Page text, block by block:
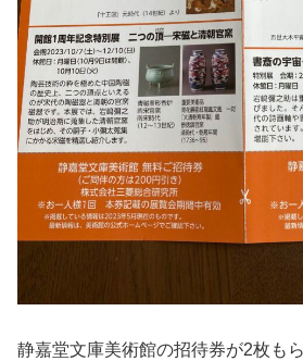
静嘉堂文庫美術館の招待券が2枚もら